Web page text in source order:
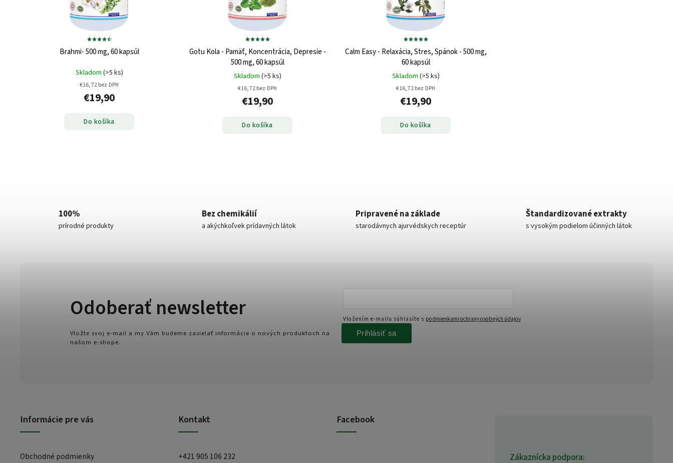
Brahmi- 500 mg, 60 kapsúl
Skladom (>5 ks)
€16,72 bez DPH
€19,90
Do košíka
Gotu Kola - Pamäť, Koncentrácia, Depresie -
500 mg, 60 kapsúl
Skladom (>5 ks)
€16,72 bez DPH
€19,90
Do košíka
Calm Easy - Relaxácia, Stres, Spánok - 500 mg,
60 kapsúl
Skladom (>5 ks)
€16,72 bez DPH
€19,90
Do košíka
100%
prírodné produkty
Bez chemikálií
a akýchkoľvek prídavných látok
Pripravené na základe
starodávnych ajurvédskych receptúr
Štandardizované extrakty
s vysokým podielom účinných látok
Zákaznícka podpora:
Informácie pre vás
Obchodné podmienky
Kontakt
+421 905 106 232
Facebook
Odoberať newsletter
Vložte svoj e-mail a my Vám budeme zasielať informácie o nových produktoch na
našom e-shope.
Vložením e-mailu súhlasíte s podmienkami ochrany osobných údajov
Prihlásiť sa